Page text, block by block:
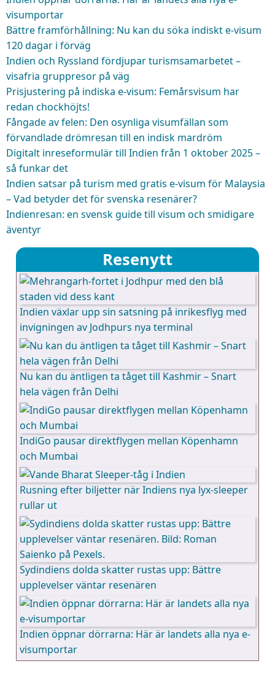
visumportar
Bättre framförhållning: Nu kan du söka indiskt e-visum
120 dagar i förväg
Indien och Ryssland fördjupar turismsamarbetet –
visafria gruppresor på väg
Prisjustering på indiska e-visum: Femårsvisum har
redan chockhöjts!
Fångade av felen: Den osynliga visumfällan som
förvandlade drömresan till en indisk mardröm
Digitalt inreseformulär till Indien från 1 oktober 2025 –
så funkar det
Indien satsar på turism med gratis e-visum för Malaysia
– Vad betyder det för svenska resenärer?
Indienresan: en svensk guide till visum och smidigare
äventyr
Resenytt
Indien växlar upp sin satsning på inrikesflyg med
invigningen av Jodhpurs nya terminal
Nu kan du äntligen ta tåget till Kashmir – Snart
hela vägen från Delhi
IndiGo pausar direktflygen mellan Köpenhamn
och Mumbai
Rusning efter biljetter när Indiens nya lyx-sleeper
rullar ut
Sydindiens dolda skatter rustas upp: Bättre
upplevelser väntar resenären
Indien öppnar dörrarna: Här är landets alla nya e-
visumportar